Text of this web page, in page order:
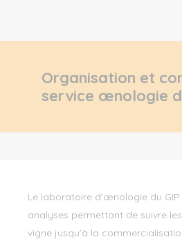
Organisation et
service œnologie
Le laboratoire d’œnologie du
analyses permettant de suivre
vigne jusqu’à la